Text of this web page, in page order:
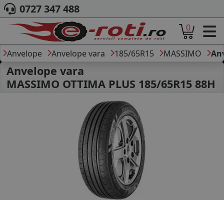
ACASA
DESPRE NOI
ANVELOPE
AUTO
CAMION
MOTO
AGROINDUSTRIALE
CAUTARE DUPA
DIMENSIUNI
PRODUCATORI ANVELOPE
MARCA AUTO
BLOG
B2B - COLABORARE COMPANII
0727 347 488
0
Anvelope Anvelope vara 185/65R15 MASSIMO
Anvelope vara
MASSIMO OTTIMA PLUS 185/65R15 88H